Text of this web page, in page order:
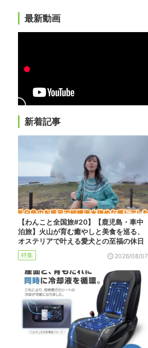
最新動画
新着記事
【わんこと全国旅#20】【鹿児島・車中
泊旅】火山が育む癒やしと美食を巡る、
オステリアで叶える愛犬との至福の休日
特集 2026/08/07